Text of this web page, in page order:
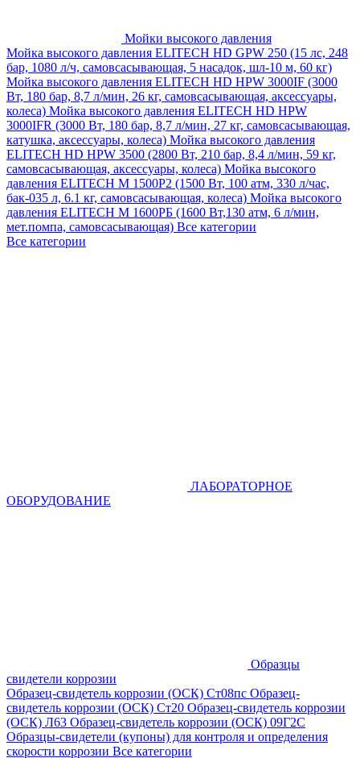
Мойки высокого давления
Мойка высокого давления ELITECH HD GPW 250 (15 лс, 248
бар, 1080 л/ч, самовсасывающая, 5 насадок, шл-10 м, 60 кг)
Мойка высокого давления ELITECH HD HPW 3000IF (3000
Вт, 180 бар, 8,7 л/мин, 26 кг, самовсасывающая, аксессуары,
колеса) Мойка высокого давления ELITECH HD HPW
3000IFR (3000 Вт, 180 бар, 8,7 л/мин, 27 кг, самовсасывающая,
катушка, аксессуары, колеса) Мойка высокого давления
ELITECH HD HPW 3500 (2800 Вт, 210 бар, 8,4 л/мин, 59 кг,
самовсасывающая, аксессуары, колеса) Мойка высокого
давления ELITECH M 1500P2 (1500 Вт, 100 атм, 330 л/час,
бак-035 л, 6.1 кг, самовсасывающая, колеса) Мойка высокого
давления ELITECH М 1600РБ (1600 Вт,130 атм, 6 л/мин,
мет.помпа, самовсасывающая) Все категории
Все категории
ЛАБОРАТОРНОЕ
ОБОРУДОВАНИЕ
Образцы
свидетели коррозии
Образец-свидетель коррозии (ОСК) Ст08пс Образец-
свидетель коррозии (ОСК) Ст20 Образец-свидетель коррозии
(ОСК) Л63 Образец-свидетель коррозии (ОСК) 09Г2С
Образцы-свидетели (купоны) для контроля и определения
скорости коррозии Все категории